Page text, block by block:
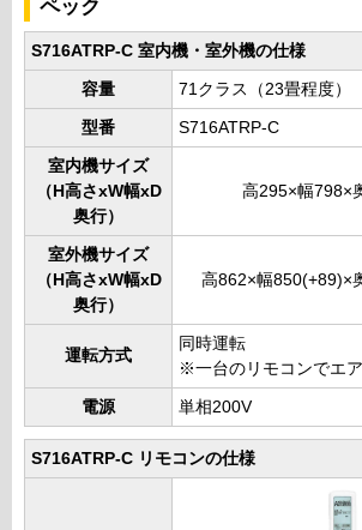
ペック
S716ATRP-C 室内機・室外機の仕様
容量 71クラス（23畳程度）
型番 S716ATRP-C
室内機サイズ
（H高さxW幅xD
奥行）
高295×幅798×
室外機サイズ
（H高さxW幅xD
奥行）
高862×幅850(+89)×
運転方式
同時運転
※一台のリモコンでエ
電源 単相200V
S716ATRP-C リモコンの仕様